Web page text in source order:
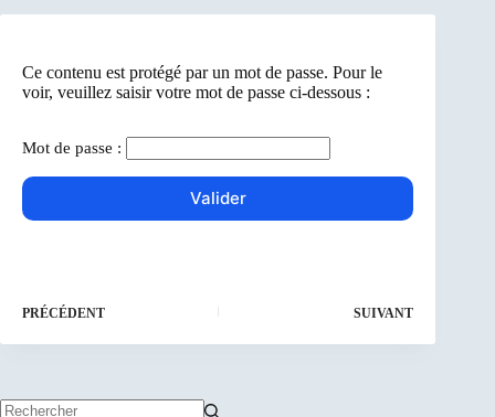
Ce contenu est protégé par un mot de passe. Pour le
voir, veuillez saisir votre mot de passe ci-dessous :
Mot de passe :
PRÉCÉDENT SUIVANT